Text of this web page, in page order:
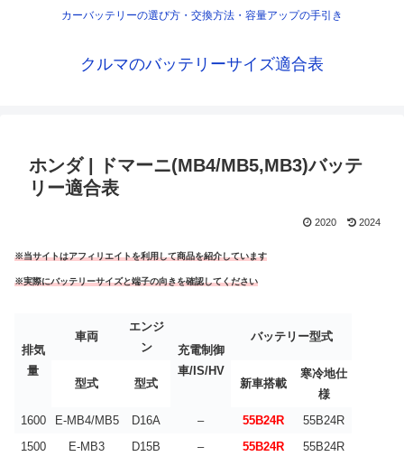
カーバッテリーの選び方・交換方法・容量アップの手引き
クルマのバッテリーサイズ適合表
ホンダ | ドマーニ(MB4/MB5,MB3)バッテ
リー適合表
2020 2024
※当サイトはアフィリエイトを利用して商品を紹介しています
※実際にバッテリーサイズと端子の向きを確認してください
排気
量
車両
エンジ
ン
充電制御
車/IS/HV
バッテリー型式
型式 型式 新車搭載
寒冷地仕
様
1600
E-MB4/MB5 D16A – 55B24R
55B24R
1500
E-MB3 D15B – 55B24R 55B24R